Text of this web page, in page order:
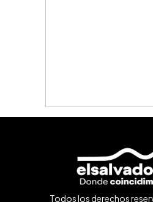
Todos los derechos